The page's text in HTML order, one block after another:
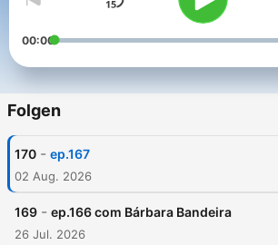
00:00
Folgen
170 - ep.167
02 Aug. 2026
169 - ep.166 com Bárbara Bandeira
26 Jul. 2026